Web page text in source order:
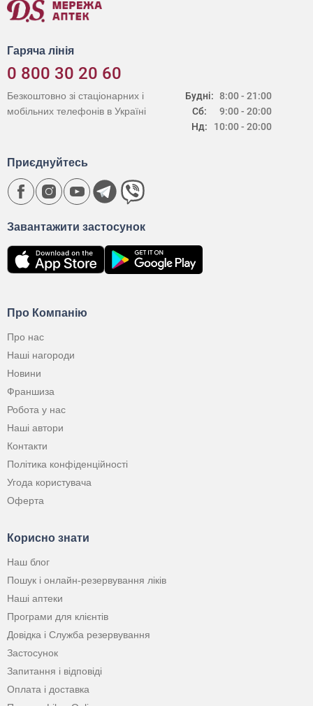
Гаряча лінія
0 800 30 20 60
Будні:
Сб:
Нд:
8:00 - 21:00
9:00 - 20:00
10:00 - 20:00
Безкоштовно зі стаціонарних і
мобільних телефонів в Україні
Про Компанію
Про нас
Наші нагороди
Новини
Франшиза
Робота у нас
Наші автори
Контакти
Політика конфіденційності
Угода користувача
Оферта
Корисно знати
Наш блог
Пошук і онлайн-резервування ліків
Наші аптеки
Програми для клієнтів
Довідка і Служба резервування
Застосунок
Запитання і відповіді
Оплата і доставка
Завантажити застосунок
Приєднуйтесь